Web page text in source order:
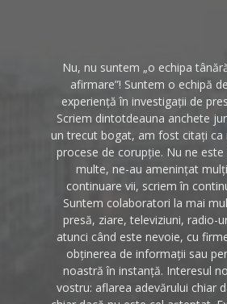
Nu, nu suntem „o echipa
afirmare”! Suntem o echipă
experiență în investigații de
Scriem dintotdeauna anchete
un trecut bogat, am fost citați
procese de corupție. Nu ne
multe, ne-au amenințat
continuare vii, scriem în
Suntem colaboratori la mai
presă, ziare, televiziuni, radio-
atunci când este nevoie, cu
obținerea de informații sau
noastră în instanță. Interesul
vostru: aflarea adevărului chiar